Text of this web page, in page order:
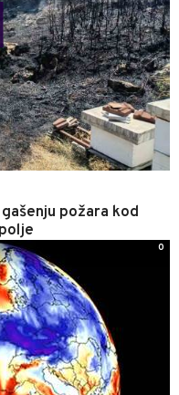
požara kod
0